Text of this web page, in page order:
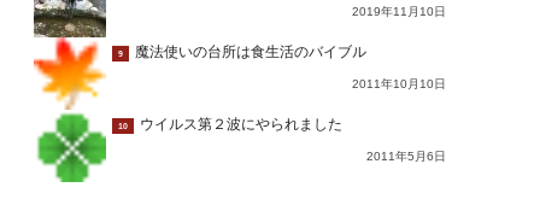
2019年11月10日
9 魔法使いの台所は食生活のバイブル
2011年10月10日
10 ウイルス第２波にやられました
2011年5月6日